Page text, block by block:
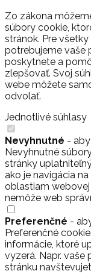
Zo zákona
súbory cookie,
stránok. Pre
potrebujeme vaše
poskytnete a
zlepšovať. Svoj
webe môžete
odvolať.
Jednotlivé súhlasy
Nevyhnutné -
Nevyhnutné
stránky
ako je navigácia
oblastiam
nemôže web
Preferenčné -
Preferenčné
informácie, ktoré
vyzerá. Napr. vaše
stránku